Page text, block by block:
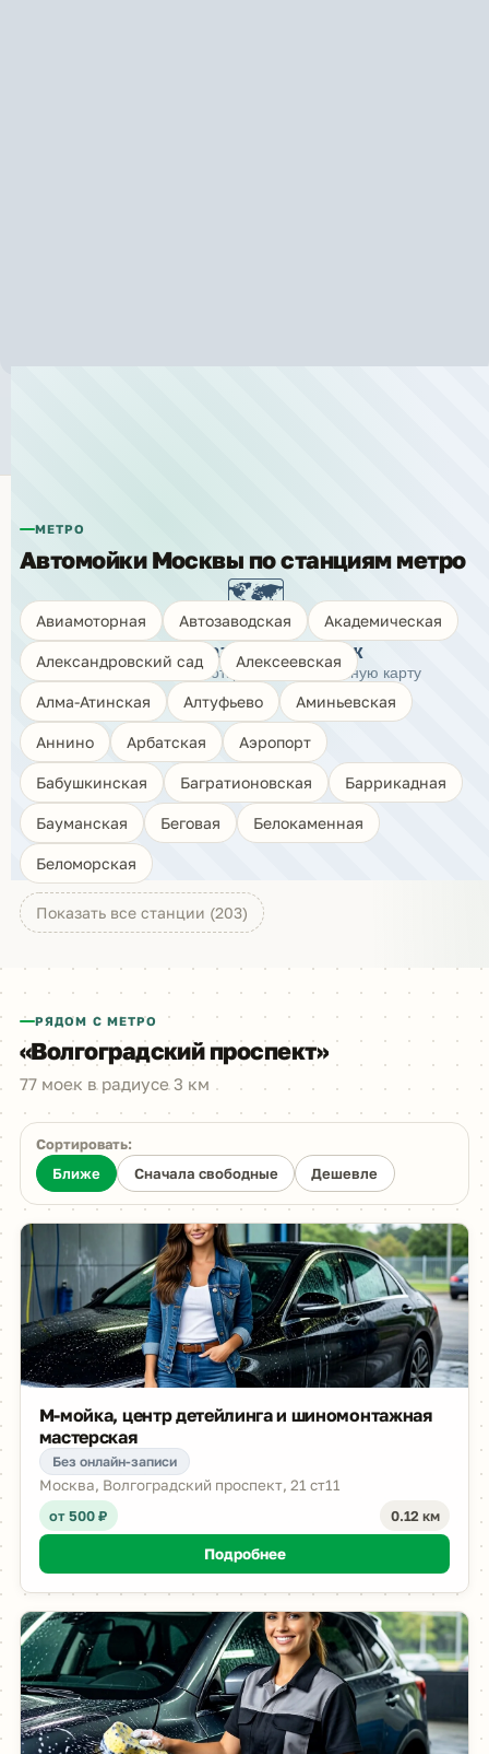
🗺️
Показать карту моек
Нажмите, чтобы открыть интерактивную карту
МЕТРО
Автомойки Москвы по станциям метро
Авиамоторная Автозаводская Академическая
Александровский сад Алексеевская
Алма-Атинская Алтуфьево Аминьевская
Аннино Арбатская Аэропорт
Бабушкинская Багратионовская Баррикадная
Бауманская Беговая Белокаменная
Беломорская
Показать все станции (203)
РЯДОМ С МЕТРО
«Волгоградский проспект»
77 моек в радиусе 3 км
Сортировать:
Ближе
Сначала свободные Дешевле
М-мойка, центр детейлинга и шиномонтажная
мастерская
Без онлайн-записи
Москва, Волгоградский проспект, 21 ст11
от 500 ₽
0.12 км
Подробнее